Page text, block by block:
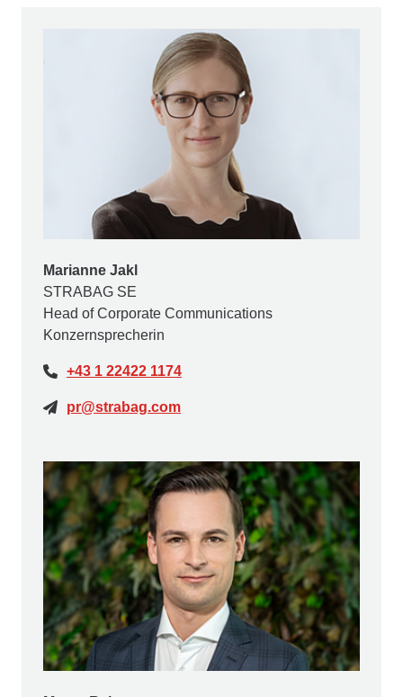
Marianne Jakl
STRABAG SE
Head of Corporate Communications
Konzernsprecherin
+43 1 22422 1174
pr@strabag.com